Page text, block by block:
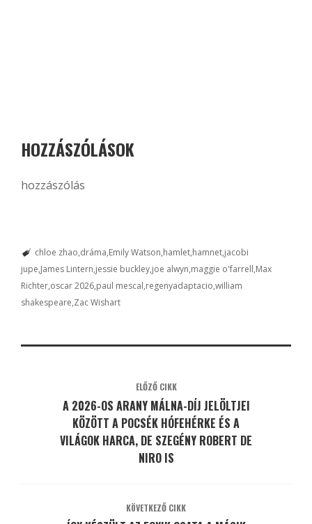
HOZZÁSZÓLÁSOK
hozzászólás
chloe zhao dráma Emily Watson hamlet hamnet jacobi
jupe James Lintern jessie buckley joe alwyn maggie o'farrell Max
Richter oscar 2026 paul mescal regenyadaptacio william
shakespeare Zac Wishart
ELŐZŐ CIKK
A 2026-OS ARANY MÁLNA-DÍJ JELÖLTJEI
KÖZÖTT A POCSÉK HÓFEHÉRKE ÉS A
VILÁGOK HARCA, DE SZEGÉNY ROBERT DE
NIRO IS
KÖVETKEZŐ CIKK